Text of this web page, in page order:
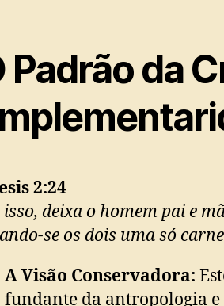
Padrão da
2:24
deixa o homem pai e
se os dois uma só
A Visão Conservadora:
fundante da antropologia